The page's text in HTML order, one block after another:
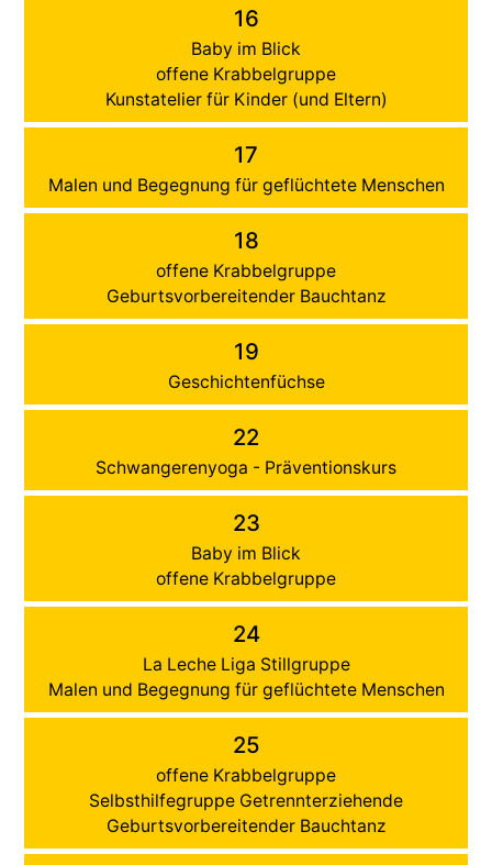
16
Baby im Blick
offene Krabbelgruppe
Kunstatelier für Kinder (und Eltern)
17
Malen und Begegnung für geflüchtete Menschen
18
offene Krabbelgruppe
Geburtsvorbereitender Bauchtanz
19
Geschichtenfüchse
22
Schwangerenyoga - Präventionskurs
23
Baby im Blick
offene Krabbelgruppe
24
La Leche Liga Stillgruppe
Malen und Begegnung für geflüchtete Menschen
25
offene Krabbelgruppe
Selbsthilfegruppe Getrennterziehende
Geburtsvorbereitender Bauchtanz